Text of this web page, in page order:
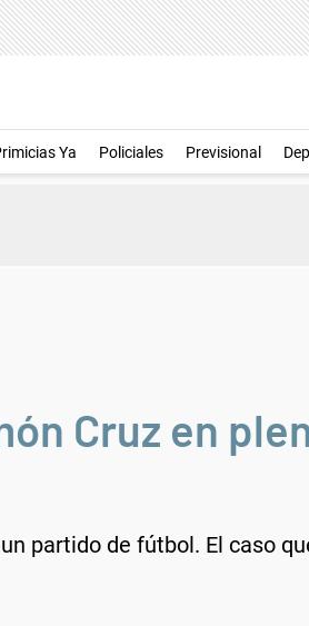
Ya Policiales Previsional
Cruz en
partido de fútbol. El caso